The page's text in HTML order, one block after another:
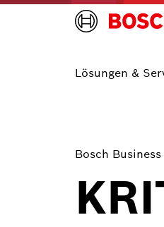
Lösungen &
Bosch